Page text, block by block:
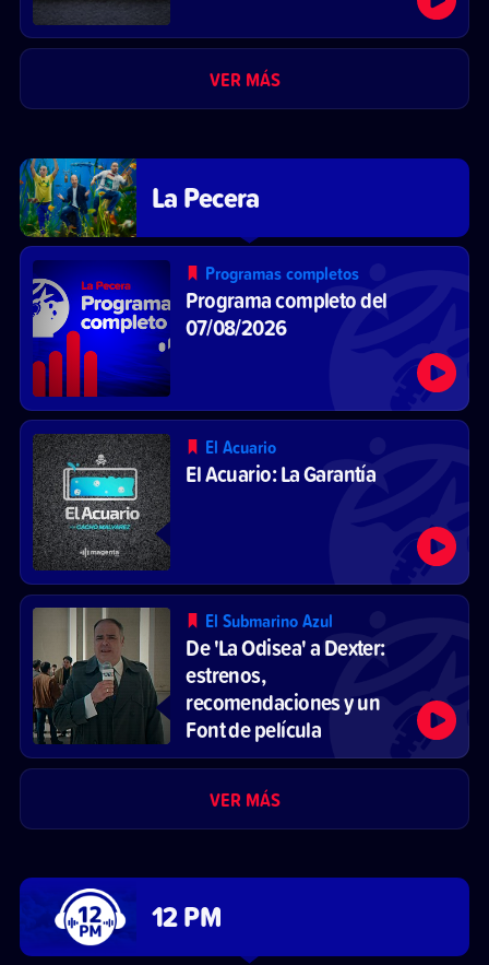
VER MÁS
La Pecera
Programas completos
Programa completo del
07/08/2026
El Acuario
El Acuario: La Garantía
El Submarino Azul
De 'La Odisea' a Dexter:
estrenos,
recomendaciones y un
Font de película
VER MÁS
12 PM